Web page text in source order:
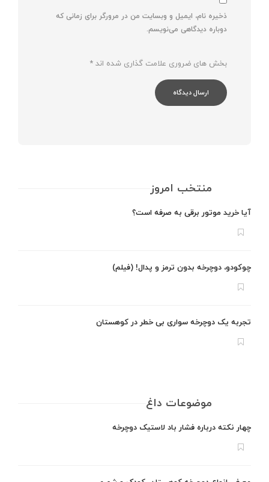
ذخیره نام، ایمیل و وبسایت من در مرورگر برای زمانی که
دوباره دیدگاهی می‌نویسم.
بخش های ضروری علامت گذاری شده اند *
منتخب امروز
آیا خرید موتور برقی به صرفه است؟
چوکودو، دوچرخه بدون ترمز و پدال! (فیلم)
تجربه یک دوچرخه سواری بی خطر در کوهستان
موضوعات داغ
چهار نکته درباره فشار باد لاستیک دوچرخه